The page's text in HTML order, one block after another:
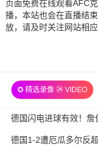
页面免费在线观看AFC
播，本站也会在直播结
放，请及时关注网站相
✪ 精选录像 ㉔ VIDEO
德国闪电进球有效！
德国1-2遭厄瓜多尔反